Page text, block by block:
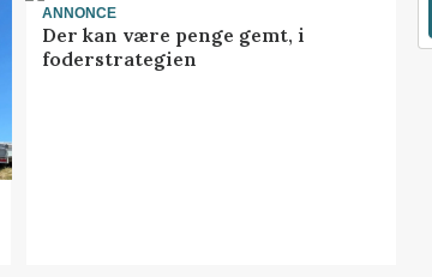
ANNONCE
Der kan være penge gemt, i
foderstrategien